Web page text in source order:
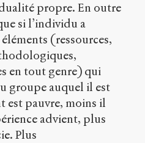
propre. En outre
si l’individu a
(ressources,
en tout genre) qui
groupe auquel il est
est pauvre, moins il
advient, plus
Plus